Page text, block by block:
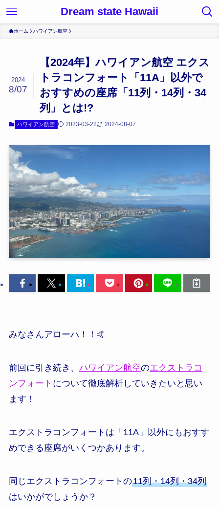
Dream state Hawaii
ホーム ハワイアン航空
【2024年】ハワイアン航空 エクス
トラコンフォート「11A」以外で
おすすめの座席「11列・14列・34
列」とは!?
2024
8/07
ハワイアン航空 2023-03-22 2024-08-07
みなさんアローハ！！🤙
前回に引き続き、 ハワイアン航空のエクストラコ
ンフォート について徹底解析していきたいと思い
ます！
エクストラコンフォートは「11A」以外にもおすす
めできる座席がいくつかあります。
同じエクストラコンフォートの11列・14列・34列
はいかがでしょうか？